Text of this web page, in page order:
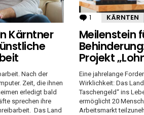
Kärntner
Nach der
Zeit, die ihnen
erledigt bald
sprechen ihre
Das Land
1 Kommentar
KÄRNTEN
Meilenstein
Projekt
Eine jahrelange
Wirklichkeit: Das
Taschengeld“ ins
ermöglicht 20
Arbeitsmarkt